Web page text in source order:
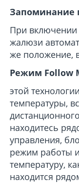
Запоминание
При включении
жалюзи
же положение,
Режим Follow
этой
температуры,
находитесь
управления,
режим работы
температуру,
находится